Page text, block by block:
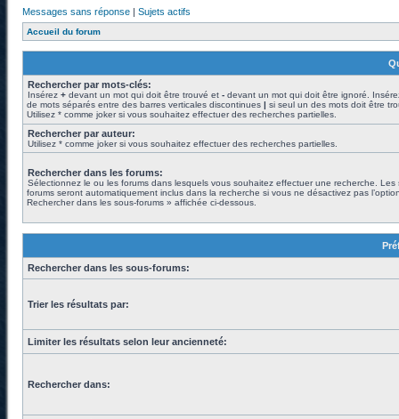
Messages sans réponse | Sujets actifs
Accueil du forum
Rechercher par mots-clés:
Insérez + devant un mot qui doit être trouvé et - devant un mot qui doit être ignoré.
de mots séparés entre des barres verticales discontinues | si seul un des mots doit être
Utilisez * comme joker si vous souhaitez effectuer des recherches partielles.
Rechercher par auteur:
Utilisez * comme joker si vous souhaitez effectuer des recherches partielles.
Rechercher dans les forums:
Sélectionnez le ou les forums dans lesquels vous souhaitez effectuer une recherche. Les
forums seront automatiquement inclus dans la recherche si vous ne désactivez pas
Rechercher dans les sous-forums » affichée ci-dessous.
Rechercher dans les sous-forums:
Trier les résultats par:
Limiter les résultats selon leur ancienneté:
Rechercher dans: